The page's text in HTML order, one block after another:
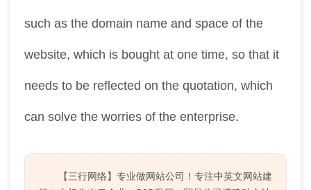
such as the domain name and space of the
website, which is bought at one time, so that it
needs to be reflected on the quotation, which
can solve the worries of the enterprise.
【三行网络】专业做网站公司！专注中英文网站建